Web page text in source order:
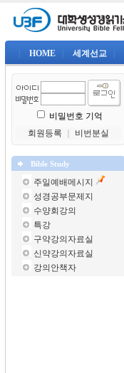
HOME 세계선교
비밀번호 기억
회원등록
비번분실
Bible Study
주일예배메시지
성경공부문제지
수양회강의
특강
구약강의자료실
신약강의자료실
강의안책자